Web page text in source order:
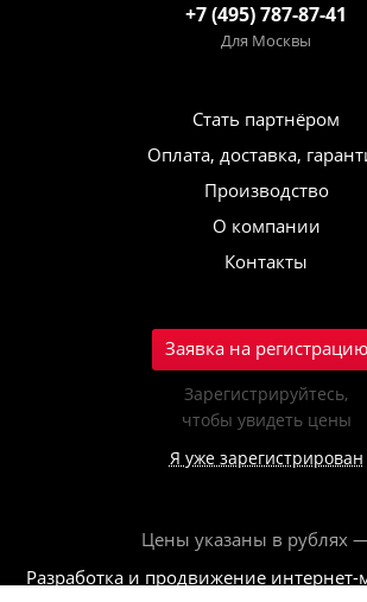
+7 (495) 787-87-41
Для Москвы
Стать партнёром
Оплата, доставка,
Производство
О компании
Контакты
Заявка на регистрацию
Зарегистрируйтесь,
чтобы увидеть цены
Я уже зарегистрирован
Цены указаны в рублях
Разработка и продвижение